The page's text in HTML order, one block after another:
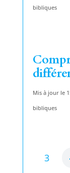
bibliques
Mis à jour le
bibliques
3